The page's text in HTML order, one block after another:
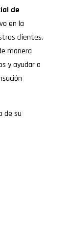
de
en la
clientes.
manera
y ayudar a
de su